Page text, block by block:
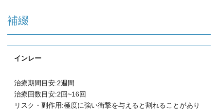
補綴
インレー
治療期間目安:2週間
治療回数目安:2回~16回
リスク・副作用:極度に強い衝撃を与えると割れることがあり